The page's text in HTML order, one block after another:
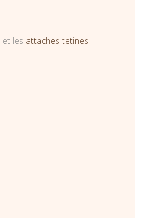
et les attaches tetines